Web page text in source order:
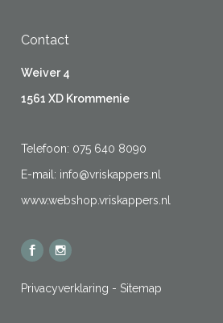
Contact
Weiver 4
1561 XD Krommenie
Telefoon: 075 640 8090
E-mail: info@vriskappers.nl
www.webshop.vriskappers.nl
Privacyverklaring - Sitemap